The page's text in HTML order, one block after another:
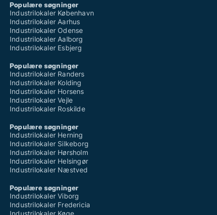
Populære søgninger
Industrilokaler København
Industrilokaler Aarhus
Industrilokaler Odense
Industrilokaler Aalborg
Industrilokaler Esbjerg
Populære søgninger
Industrilokaler Randers
Industrilokaler Kolding
Industrilokaler Horsens
Industrilokaler Vejle
Industrilokaler Roskilde
Populære søgninger
Industrilokaler Herning
Industrilokaler Silkeborg
Industrilokaler Hørsholm
Industrilokaler Helsingør
Industrilokaler Næstved
Populære søgninger
Industrilokaler Viborg
Industrilokaler Fredericia
Industrilokaler Køge